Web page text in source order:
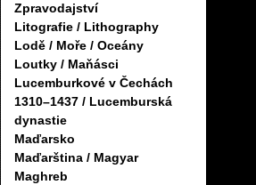
Zpravodajství
Litografie / Lithography
Lodě / Moře / Oceány
Loutky / Maňásci
Lucemburkové v Čechách
1310–1437 / Lucemburská
dynastie
Maďarsko
Maďarština / Magyar
Maghreb